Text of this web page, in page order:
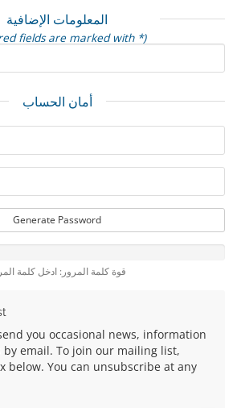
المعلومات الإضافية
fields are marked with *)
أمان الحساب
Generate Password
قوة كلمة المرور: ادخل كلمة
you occasional news, information
email. To join our mailing list,
below. You can unsubscribe at any